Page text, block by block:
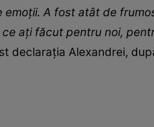
emoții. A fost atât de
ați făcut pentru noi,
declarația Alexandrei,